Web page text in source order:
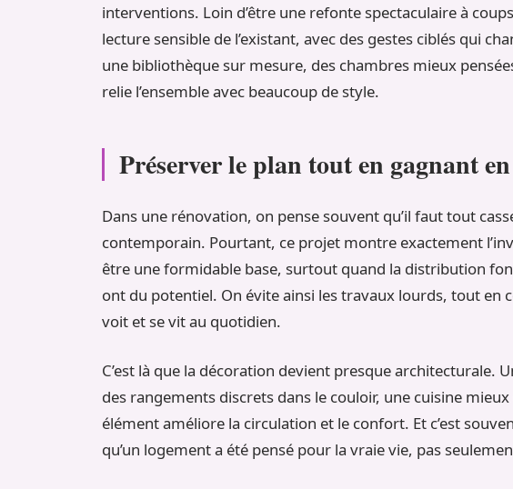
interventions. Loin d’être une refonte spectaculaire à
lecture sensible de l’existant, avec des gestes ciblés qui
une bibliothèque sur mesure, des chambres mieux
relie l’ensemble avec beaucoup de style.
Préserver le plan tout en gagnant
Dans une rénovation, on pense souvent qu’il faut tout
contemporain. Pourtant, ce projet montre exactement
être une formidable base, surtout quand la distribution
ont du potentiel. On évite ainsi les travaux lourds, tout en
voit et se vit au quotidien.
C’est là que la décoration devient presque architecturale.
des rangements discrets dans le couloir, une cuisine
élément améliore la circulation et le confort. Et c’est
qu’un logement a été pensé pour la vraie vie, pas